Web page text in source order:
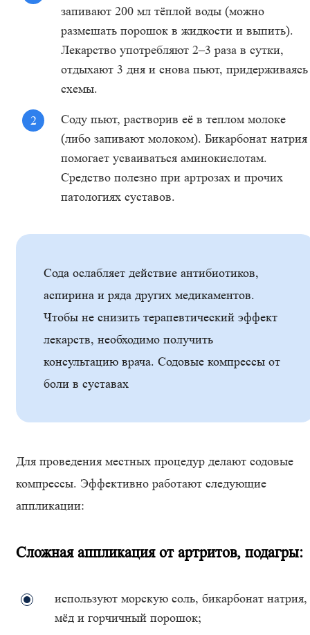
запивают 200 мл тёплой воды (можно
размешать порошок в жидкости и выпить).
Лекарство употребляют 2–3 раза в сутки,
отдыхают 3 дня и снова пьют, придерживаясь
схемы.
Соду пьют, растворив её в теплом молоке
(либо запивают молоком). Бикарбонат натрия
помогает усваиваться аминокислотам.
Средство полезно при артрозах и прочих
патологиях суставов.
Сода ослабляет действие антибиотиков,
аспирина и ряда других медикаментов.
Чтобы не снизить терапевтический эффект
лекарств, необходимо получить
консультацию врача. Содовые компрессы от
боли в суставах
Для проведения местных процедур делают содовые
компрессы. Эффективно работают следующие
аппликации:
Сложная аппликация от артритов, подагры:
используют морскую соль, бикарбонат натрия,
мёд и горчичный порошок;